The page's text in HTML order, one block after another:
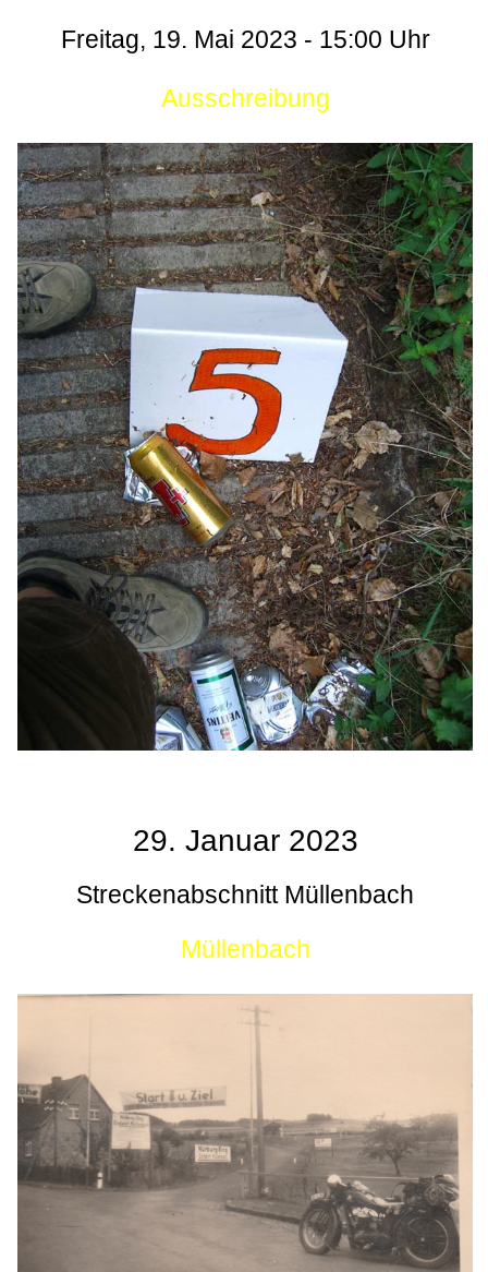
Freitag, 19. Mai 2023 - 15:00 Uhr
Ausschreibung
29. Januar 2023
Streckenabschnitt Müllenbach
Müllenbach